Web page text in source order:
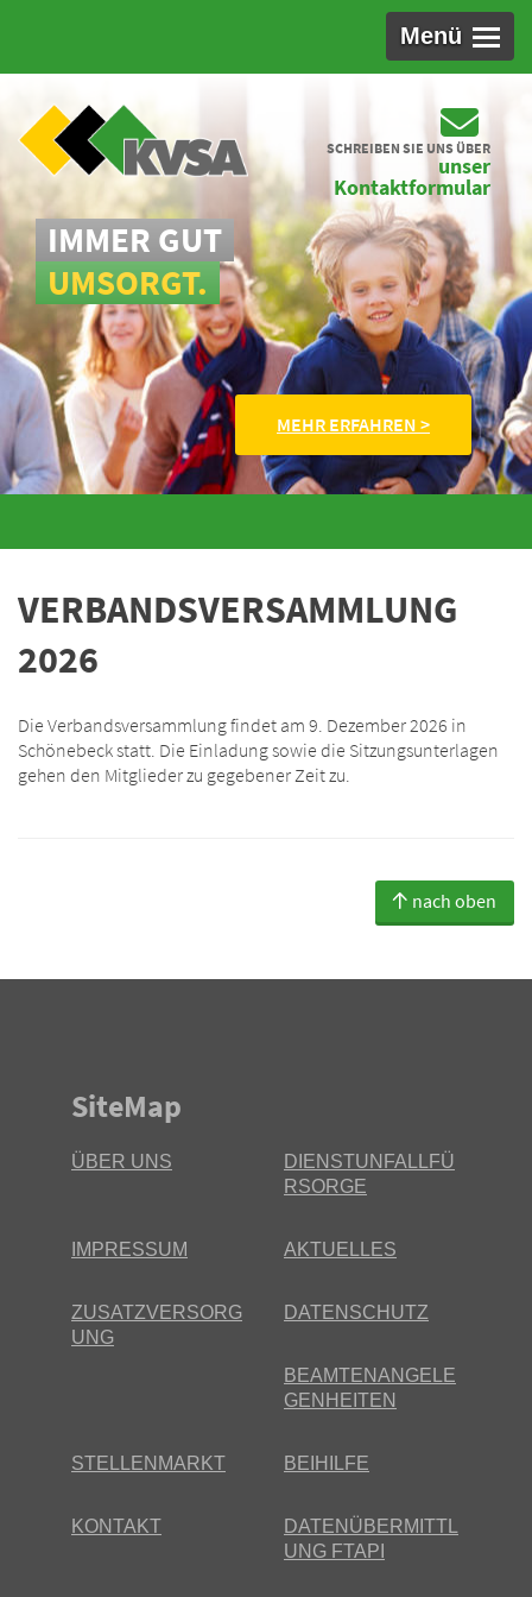
Menü
SCHREIBEN SIE UNS ÜBER
unser
Kontaktformular
IMMER GUT
UMSORGT.
MEHR ERFAHREN >
VERBANDSVERSAMMLUNG
2026
Die Verbandsversammlung findet am 9. Dezember 2026 in
Schönebeck statt. Die Einladung sowie die Sitzungsunterlagen
gehen den Mitglieder zu gegebener Zeit zu.
nach oben
SiteMap
ÜBER UNS
DIENSTUNFALLFÜ
RSORGE
IMPRESSUM AKTUELLES
ZUSATZVERSORG
UNG
DATENSCHUTZ
BEAMTENANGELE
GENHEITEN
STELLENMARKT BEIHILFE
KONTAKT
DATENÜBERMITTL
UNG FTAPI